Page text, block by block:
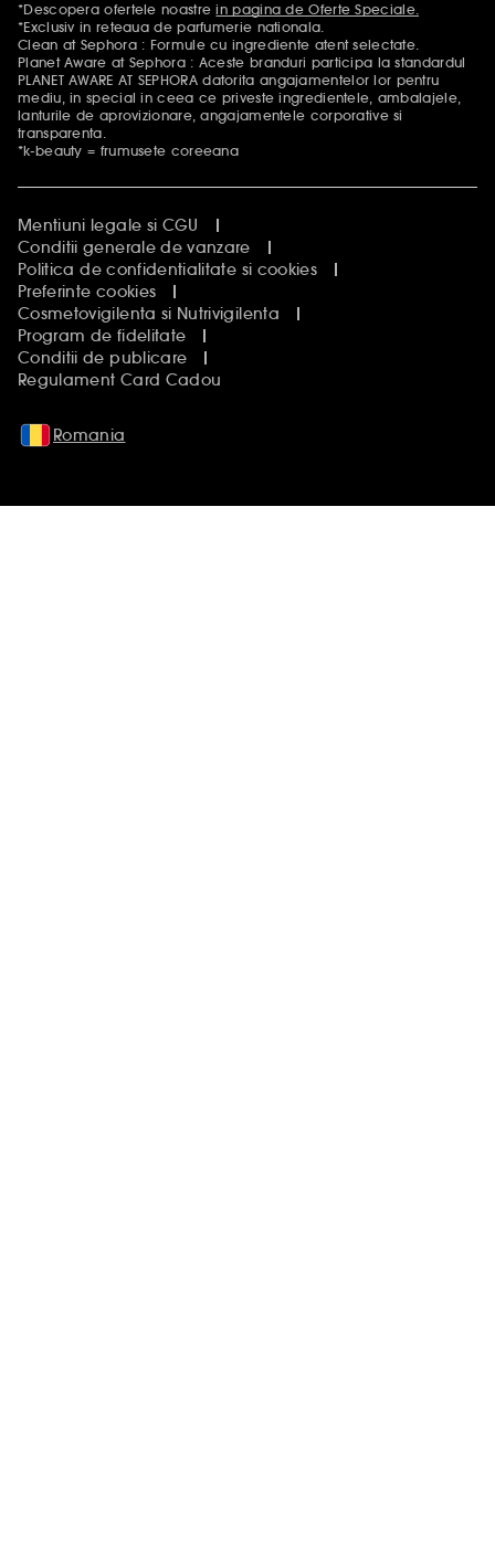
Mentiuni aditionale
*Descopera ofertele noastrein pagina de Oferte Speciale.
*Exclusiv in reteaua de parfumerie nationala.
Clean at Sephora : Formule cu ingrediente atent selectate.
Planet Aware at Sephora : Aceste branduri participa la standardul
PLANET AWARE AT SEPHORA datorita angajamentelor lor pentru
mediu, in special in ceea ce priveste ingredientele, ambalajele,
lanturile de aprovizionare, angajamentele corporative si
transparenta.
*k-beauty = frumusete coreeana
Mentiuni legale si CGU
Conditii generale de vanzare
Politica de confidentialitate si cookies
Preferinte cookies
Cosmetovigilenta si Nutrivigilenta
Program de fidelitate
Conditii de publicare
Regulament Card Cadou
Romania